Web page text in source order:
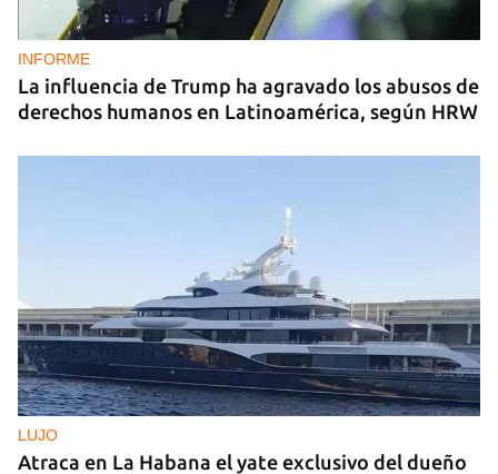
INFORME
La influencia de Trump ha agravado los abusos de
derechos humanos en Latinoamérica, según HRW
LUJO
Atraca en La Habana el yate exclusivo del dueño